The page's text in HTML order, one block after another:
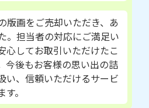
版画をご売却いただき、あ
。担当者の対応にご満足い
心してお取引いただけたこ
今後もお客様の思い出の詰
い、信頼いただけるサービ
。